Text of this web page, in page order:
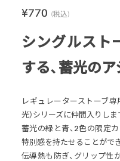
¥770 (税込)
シングルスト
する、蓄光の
レギュレーターストーブ専
光）シリーズに仲間入りしま
蓄光の緑と青、2色の限定
特別感を持たせることができ
伝導熱も防ぎ、グリップ性